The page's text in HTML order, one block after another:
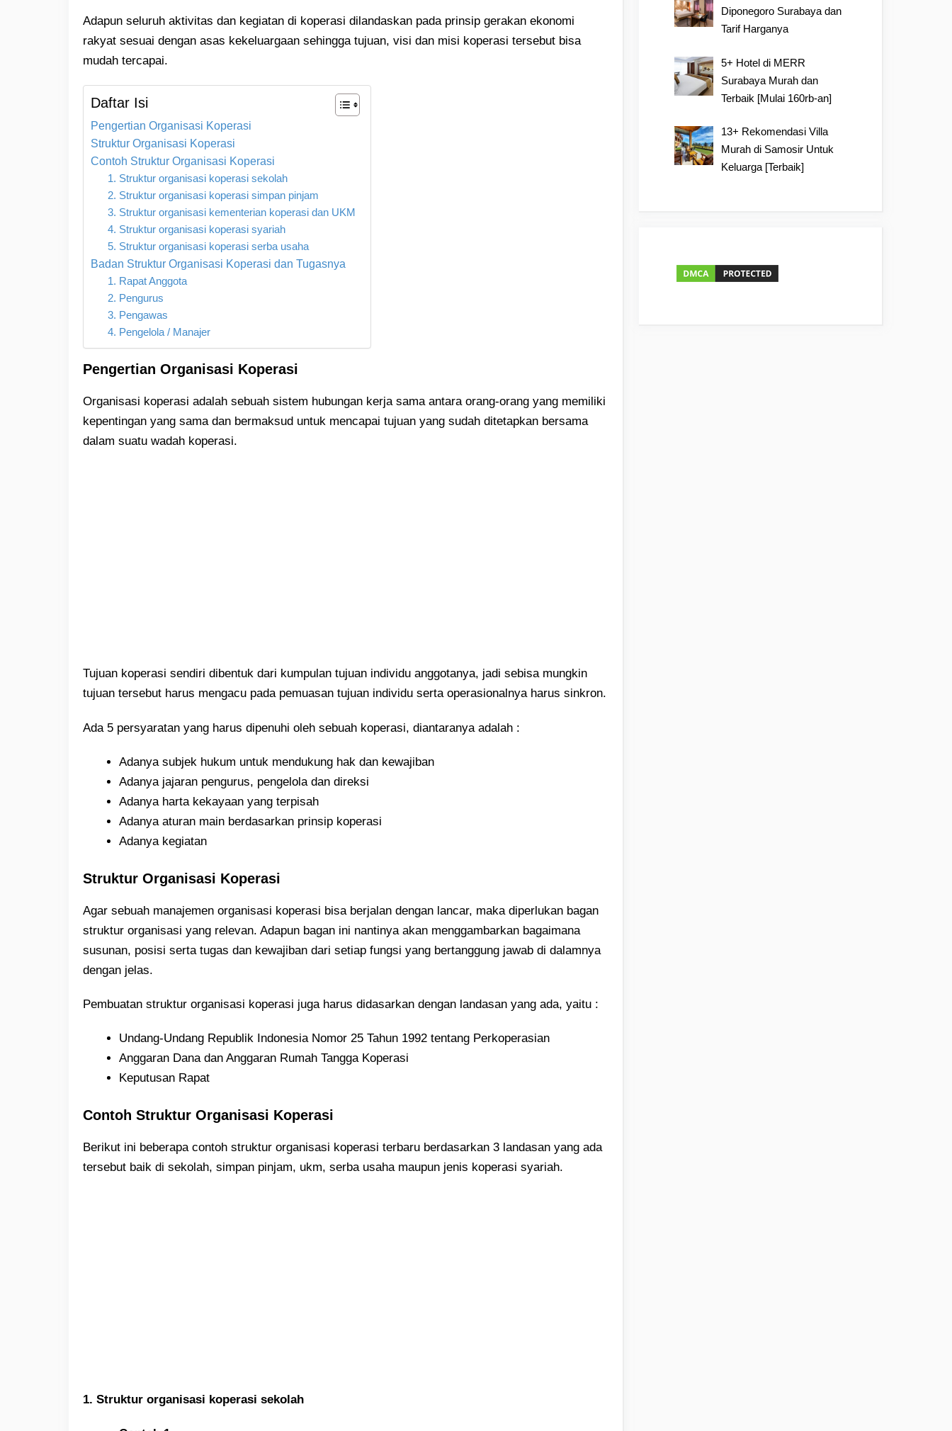
Adapun seluruh aktivitas dan kegiatan di koperasi dilandaskan pada prinsip gerakan ekonomi
rakyat sesuai dengan asas kekeluargaan sehingga tujuan, visi dan misi koperasi tersebut bisa
mudah tercapai.
Daftar Isi
Pengertian Organisasi Koperasi
Struktur Organisasi Koperasi
Contoh Struktur Organisasi Koperasi
1. Struktur organisasi koperasi sekolah
2. Struktur organisasi koperasi simpan pinjam
3. Struktur organisasi kementerian koperasi dan UKM
4. Struktur organisasi koperasi syariah
5. Struktur organisasi koperasi serba usaha
Badan Struktur Organisasi Koperasi dan Tugasnya
1. Rapat Anggota
2. Pengurus
3. Pengawas
4. Pengelola / Manajer
Pengertian Organisasi Koperasi
Organisasi koperasi adalah sebuah sistem hubungan kerja sama antara orang-orang yang memiliki
kepentingan yang sama dan bermaksud untuk mencapai tujuan yang sudah ditetapkan bersama
dalam suatu wadah koperasi.
Tujuan koperasi sendiri dibentuk dari kumpulan tujuan individu anggotanya, jadi sebisa mungkin
tujuan tersebut harus mengacu pada pemuasan tujuan individu serta operasionalnya harus sinkron.
Ada 5 persyaratan yang harus dipenuhi oleh sebuah koperasi, diantaranya adalah :
Adanya subjek hukum untuk mendukung hak dan kewajiban
Adanya jajaran pengurus, pengelola dan direksi
Adanya harta kekayaan yang terpisah
Adanya aturan main berdasarkan prinsip koperasi
Adanya kegiatan
Struktur Organisasi Koperasi
Agar sebuah manajemen organisasi koperasi bisa berjalan dengan lancar, maka diperlukan bagan
struktur organisasi yang relevan. Adapun bagan ini nantinya akan menggambarkan bagaimana
susunan, posisi serta tugas dan kewajiban dari setiap fungsi yang bertanggung jawab di dalamnya
dengan jelas.
Pembuatan struktur organisasi koperasi juga harus didasarkan dengan landasan yang ada, yaitu :
Undang-Undang Republik Indonesia Nomor 25 Tahun 1992 tentang Perkoperasian
Anggaran Dana dan Anggaran Rumah Tangga Koperasi
Keputusan Rapat
Contoh Struktur Organisasi Koperasi
Berikut ini beberapa contoh struktur organisasi koperasi terbaru berdasarkan 3 landasan yang ada
tersebut baik di sekolah, simpan pinjam, ukm, serba usaha maupun jenis koperasi syariah.
1. Struktur organisasi koperasi sekolah
Diponegoro Surabaya dan
Tarif Harganya
5+ Hotel di MERR
Surabaya Murah dan
Terbaik [Mulai 160rb-an]
13+ Rekomendasi Villa
Murah di Samosir Untuk
Keluarga [Terbaik]